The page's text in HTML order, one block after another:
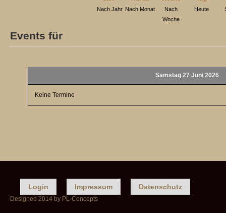
Nach Jahr Nach Monat
Nach
Woche
Heute
Events für
Samstag 27 Juni 2026
Keine Termine
Login Impressum Datenschutz
Designed 2014 by PL-Concepts